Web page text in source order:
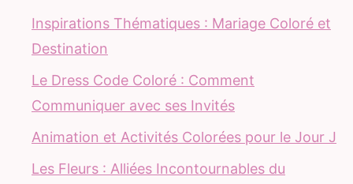
Inspirations Thématiques : Mariage Coloré et
Destination
Le Dress Code Coloré : Comment
Communiquer avec ses Invités
Animation et Activités Colorées pour le Jour J
Les Fleurs : Alliées Incontournables du